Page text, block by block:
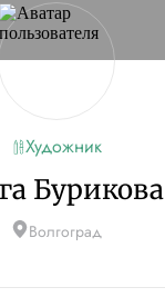
Художник
Бурикова
Волгоград